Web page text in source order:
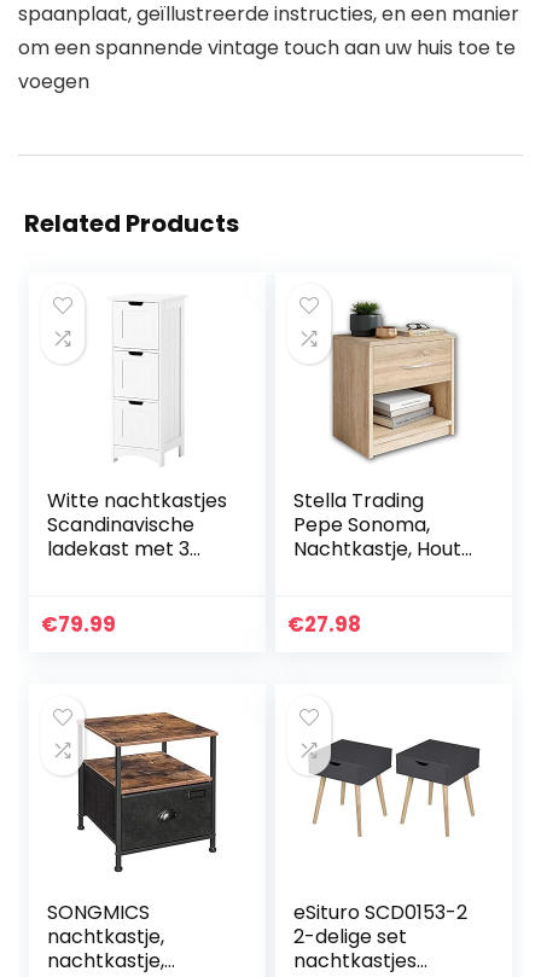
spaanplaat, geïllustreerde instructies, en een manier
om een spannende vintage touch aan uw huis toe te
voegen
Related Products
Witte nachtkastjes
Scandinavische
ladekast met 3
bijzettafel voor
€79.99
Stella Trading
Pepe Sonoma,
Nachtkastje, Hout,
€27.98
SONGMICS
nachtkastje,
nachtkastje,
eSituro SCD0153-2
2-delige set
nachtkastjes